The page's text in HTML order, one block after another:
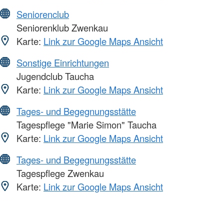
Seniorenclub
Seniorenklub Zwenkau
Karte: Link zur Google Maps Ansicht
Sonstige Einrichtungen
Jugendclub Taucha
Karte: Link zur Google Maps Ansicht
Tages- und Begegnungsstätte
Tagespflege "Marie Simon" Taucha
Karte: Link zur Google Maps Ansicht
Tages- und Begegnungsstätte
Tagespflege Zwenkau
Karte: Link zur Google Maps Ansicht